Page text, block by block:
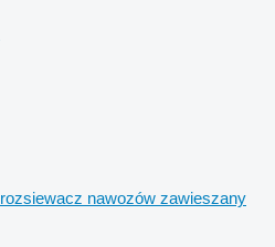
rozsiewacz nawozów zawieszany